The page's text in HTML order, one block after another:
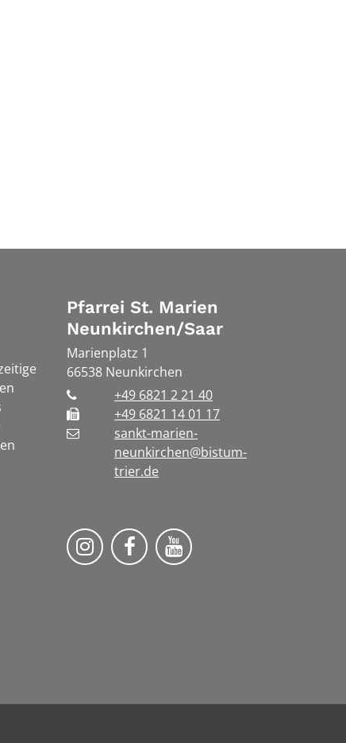
Pfarrei St. Marien
Neunkirchen/Saar
Marienplatz 1
66538 Neunkirchen
+49 6821 2 21 40
+49 6821 14 01 17
sankt-marien-
neunkirchen@bistum-
trier.de
Bistum Trier auf Instragram
Die Pfarrei auf Facebook
Die Pfarrei auf